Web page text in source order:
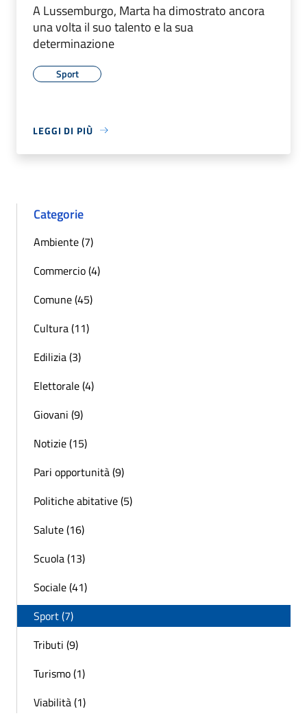
A Lussemburgo, Marta ha dimostrato ancora
una volta il suo talento e la sua
determinazione
Sport
LEGGI DI PIÙ
Categorie
Ambiente (7)
Commercio (4)
Comune (45)
Cultura (11)
Edilizia (3)
Elettorale (4)
Giovani (9)
Notizie (15)
Pari opportunità (9)
Politiche abitative (5)
Salute (16)
Scuola (13)
Sociale (41)
Sport (7)
Tributi (9)
Turismo (1)
Viabilità (1)